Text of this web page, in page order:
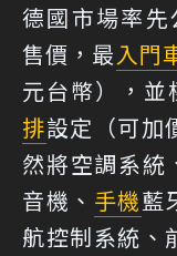
德國市場率
售價，最入門
元台幣），並
排設定（可加
然將空調系統
音機、 手機藍
航控制系統、